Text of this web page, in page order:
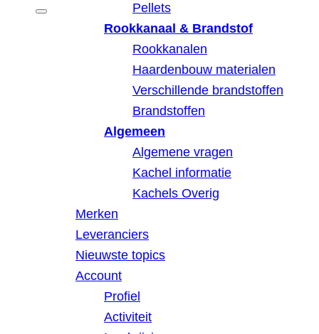
Pellets
Rookkanaal & Brandstof
Rookkanalen
Haardenbouw materialen
Verschillende brandstoffen
Brandstoffen
Algemeen
Algemene vragen
Kachel informatie
Kachels Overig
Merken
Leveranciers
Nieuwste topics
Account
Profiel
Activiteit